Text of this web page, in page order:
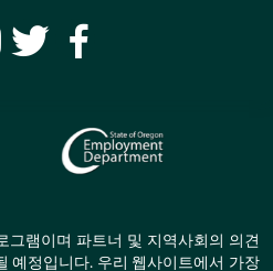
그램이며 파트너 및 지역사회의 의견
예정입니다. 우리 웹사이트에서 가장